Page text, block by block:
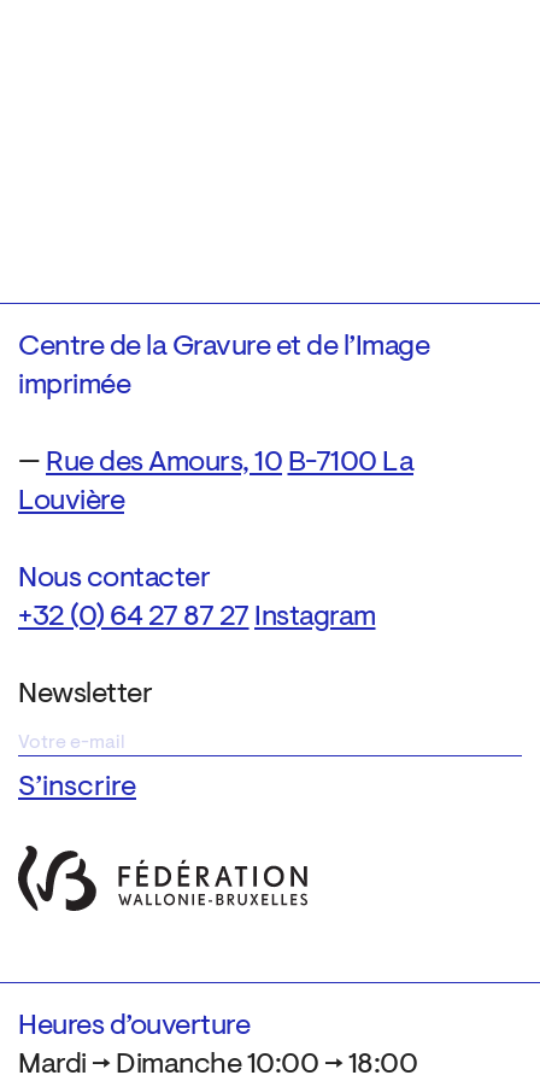
Centre de la Gravure et de l’Image
imprimée
— Rue des Amours, 10 B-7100 La
Louvière
Nous contacter
+32 (0) 64 27 87 27 Instagram
Newsletter
Heures d’ouverture
Mardi → Dimanche 10:00 → 18:00